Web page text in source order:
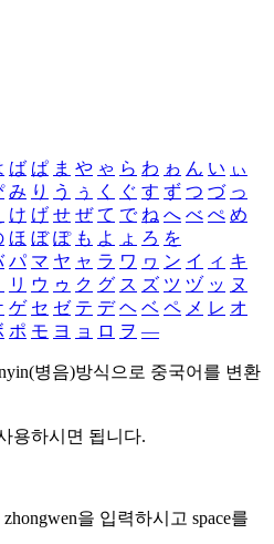
ば ぱ ま や ゃ ら わ ゎ ん い ぃ
み り う ぅ く ぐ す ず つ づ っ
け げ せ ぜ て で ね へ べ ぺ め
ほ ぼ ぽ も よ ょ ろ を
パ マ ヤ ャ ラ ワ ヮ ン イ ィ キ
リ ウ ゥ ク グ ス ズ ツ ヅ ッ ヌ
ゲ セ ゼ テ デ ヘ ベ ペ メ レ オ
ポ モ ヨ ョ ロ ヲ ―
병음)방식으로 중국어를 변환
용하시면 됩니다.
zhongwen을 입력하시고 space를